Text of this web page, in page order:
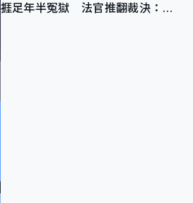
捱足年半冤獄 法官推翻裁決：抄